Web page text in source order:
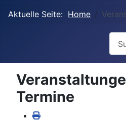
Aktuelle Seite: Home
Termine